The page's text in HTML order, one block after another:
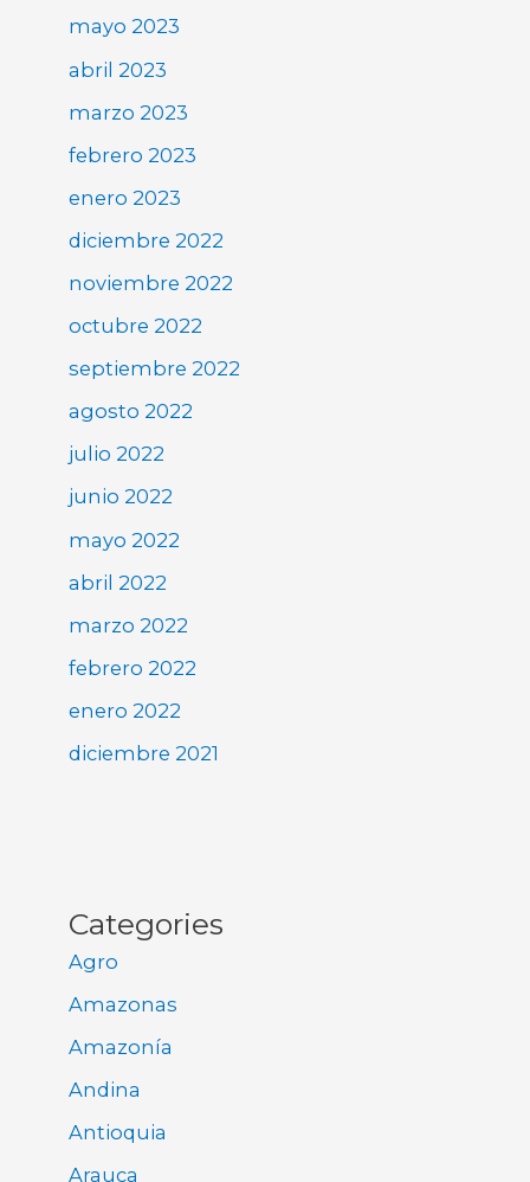
mayo 2023
abril 2023
marzo 2023
febrero 2023
enero 2023
diciembre 2022
noviembre 2022
octubre 2022
septiembre 2022
agosto 2022
julio 2022
junio 2022
mayo 2022
abril 2022
marzo 2022
febrero 2022
enero 2022
diciembre 2021
Categories
Agro
Amazonas
Amazonía
Andina
Antioquia
Arauca